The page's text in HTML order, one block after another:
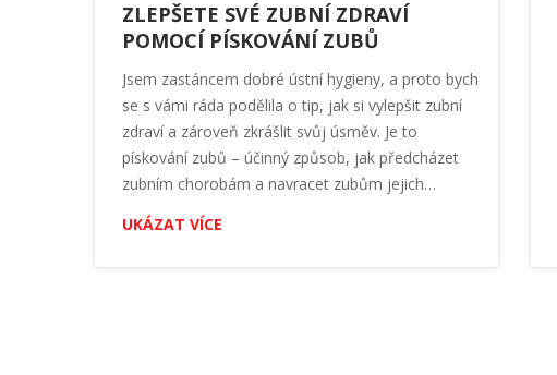
ZLEPŠETE SVÉ ZUBNÍ ZDRAVÍ
POMOCÍ PÍSKOVÁNÍ ZUBŮ
Jsem zastáncem dobré ústní hygieny, a proto bych
se s vámi ráda podělila o tip, jak si vylepšit zubní
zdraví a zároveň zkrášlit svůj úsměv. Je to
pískování zubů – účinný způsob, jak předcházet
zubním chorobám a navracet zubům jejich
přirozenou běl. Zjistěte, jak tento zákrok probíhá,
jaké má výhody a pro koho je vhodný. Protože i
UKÁZAT VÍCE